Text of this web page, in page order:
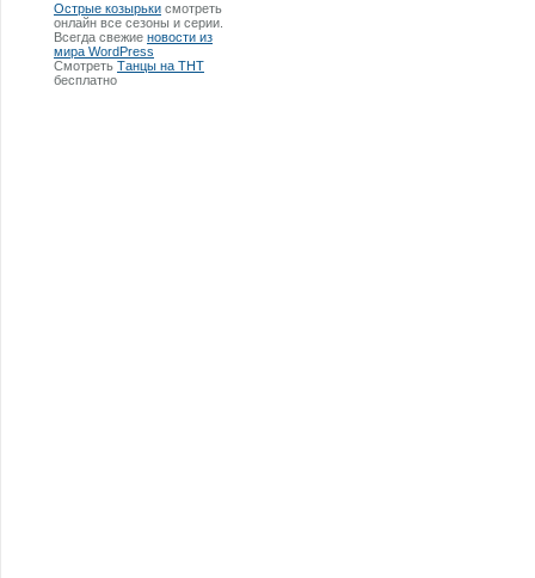
Острые козырьки смотреть
онлайн все сезоны и серии.
Всегда свежие новости из
мира WordPress
Смотреть Танцы на ТНТ
бесплатно